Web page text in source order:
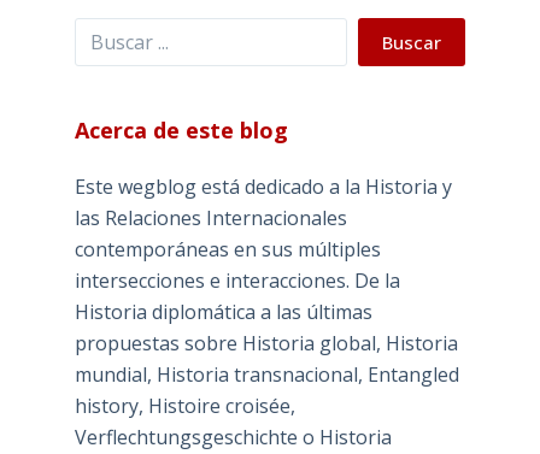
Buscar Buscar
Acerca de este blog
Este wegblog está dedicado a la Historia y
las Relaciones Internacionales
contemporáneas en sus múltiples
intersecciones e interacciones. De la
Historia diplomática a las últimas
propuestas sobre Historia global, Historia
mundial, Historia transnacional, Entangled
history, Histoire croisée,
Verflechtungsgeschichte o Historia